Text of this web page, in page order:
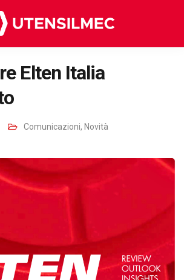
Elten Italia
Comunicazioni, Novità